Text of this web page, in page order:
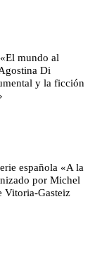
mundo al
Di
y la ficción
española «A la
por Michel
Vitoria-Gasteiz